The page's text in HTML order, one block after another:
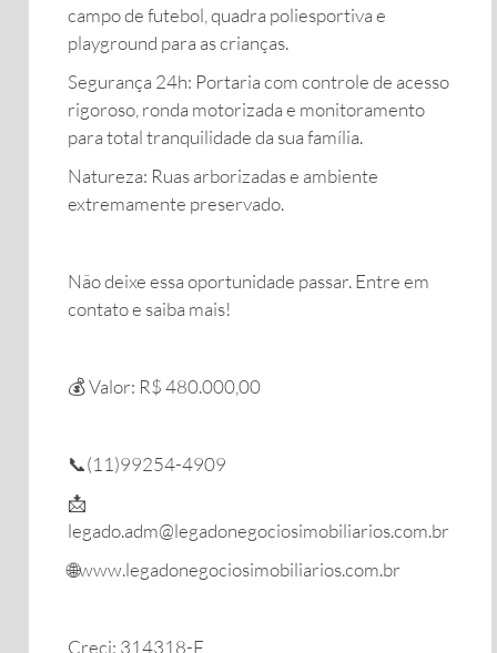
campo de futebol, quadra poliesportiva e
playground para as crianças.
​Segurança 24h: Portaria com controle de acesso
rigoroso, ronda motorizada e monitoramento
para total tranquilidade da sua família.
​Natureza: Ruas arborizadas e ambiente
extremamente preservado.
Não deixe essa oportunidade passar. Entre em
contato e saiba mais!
​💰 Valor: R$ 480.000,00
📞(11)99254-4909
📩
legado.adm@legadonegociosimobiliarios.com.br
🌐www.legadonegociosimobiliarios.com.br
Creci: 314318-F